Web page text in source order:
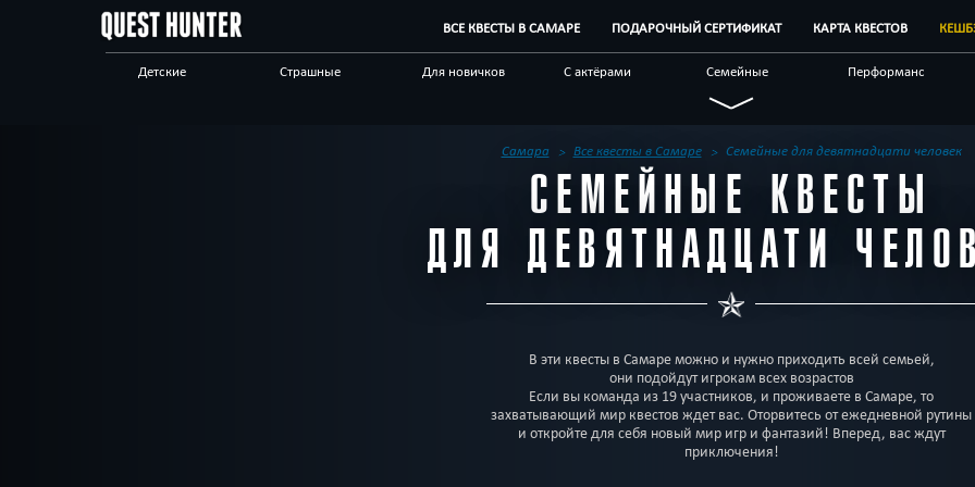
ВСЕ КВЕСТЫ В САМАРЕ ПОДАРОЧНЫЙ СЕРТИФИКАТ КАРТА КВЕСТОВ
Детские Страшные Для новичков С актёрами Семейные Перформанс
Живые
Корпоративным Отзывы на квесты Бренды квестов Другой город
Самара Все квесты в Самаре Семейные для девятнадцати человек
СЕМЕЙНЫЕ КВЕСТЫ
ДЛЯ ДЕВЯТНАДЦАТИ
В эти квесты в Самаре можно и нужно приходить всей семьей,
они подойдут игрокам всех возрастов
Если вы команда из 19 участников, и проживаете в Самаре, то
захватывающий мир квестов ждет вас. Оторвитесь от ежедневной рутины
и откройте для себя новый мир игр и фантазий! Вперед, вас ждут
приключения!